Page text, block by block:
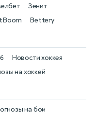
Bettery
Зенит
Новости хоккея
на хоккей
на бои